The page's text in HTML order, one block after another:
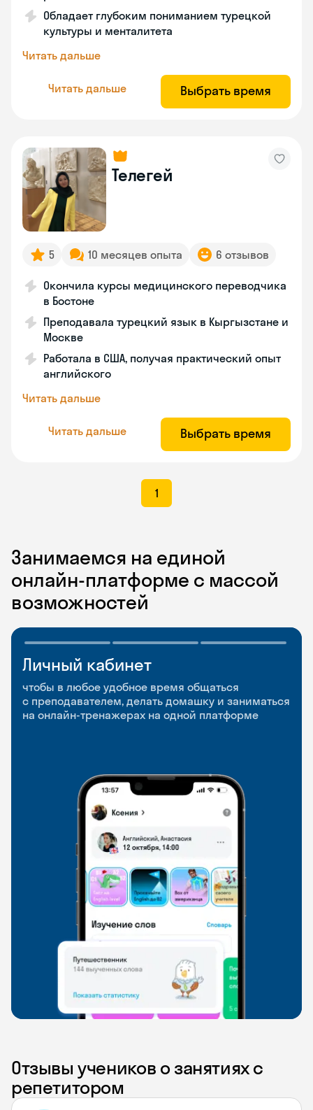
Обладает глубоким пониманием турецкой
культуры и менталитета
Читать дальше
Читать дальше Выбрать время
Телегей
5 10 месяцев опыта 6 отзывов
Окончила курсы медицинского переводчика
в Бостоне
Преподавала турецкий язык в Кыргызстане и
Москве
Работала в США, получая практический опыт
английского
Читать дальше
Читать дальше Выбрать время
1
Занимаемся на единой
онлайн-платформе с массой
возможностей
Личный кабинет
чтобы в любое удобное время общаться
с преподавателем, делать домашку и заниматься
на онлайн-тренажерах на одной платформе
Мобильное
приложение
чтобы заниматься и изучать новые слова где
и когда удобно
Разговорные клубы
и Talks
Групповые занятия для разговорной практики
и индивидуальные встречи с преподавателями
Отзывы учеников о занятиях с
репетитором